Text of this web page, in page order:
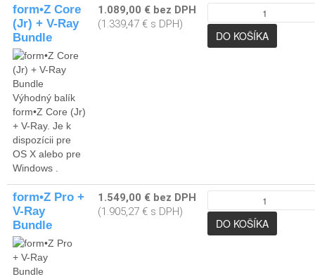
form•Z Core
(Jr) + V-Ray
Bundle
Výhodný balík
form•Z Core (Jr)
+ V-Ray. Je k
dispozícii pre
OS X alebo pre
Windows .
1.089,00 € bez DPH
(1.339,47 € s DPH)
form•Z Pro +
V-Ray
Bundle
1.549,00 € bez DPH
(1.905,27 € s DPH)